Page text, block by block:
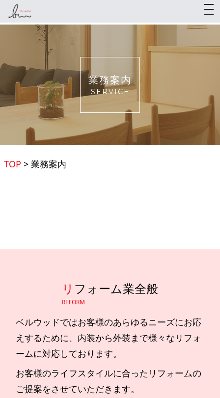
業務案内
SERVICE
TOP > 業務案内
リ フォーム業全般
REFORM
ベルウッドではお客様のあらゆるニーズにお応
えするために、内装から外装まで様々なリフォ
ームに対応しております。
お客様のライフスタイルに合ったリフォームの
ご提案をさせていただきます。